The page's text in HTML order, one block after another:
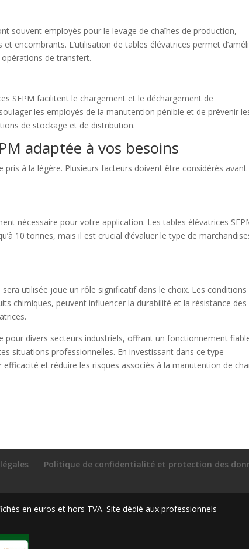
souvent employés pour le levage de chaînes de production,
encombrants. L’utilisation de tables élévatrices permet
de transfert.
SEPM facilitent le chargement et le déchargement de
les employés de la manutention pénible et de prévenir
de stockage et de distribution.
adaptée à vos besoins
pris à la légère. Plusieurs facteurs doivent être considérés avant
nécessaire pour votre application. Les tables élévatrices
10 tonnes, mais il est crucial d’évaluer le type de
utilisée joue un rôle significatif dans le choix. Les conditions
chimiques, peuvent influencer la durabilité et la résistance des
pour divers secteurs industriels, offrant un fonctionnement
situations professionnelles. En investissant dans ce type
et réduire les risques associés à la manutention de
Politique de confidentialité et protection des
en euros et hors TVA. Site dédié aux professionnels